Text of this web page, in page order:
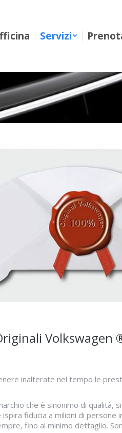
Servizi
Volkswagen
inalterate nel tempo le
che è sinonimo di qualità,
fiducia a milioni di persone
fino al minimo dettaglio.